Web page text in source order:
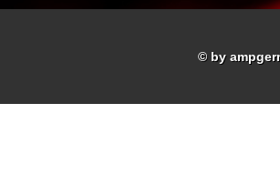
© by